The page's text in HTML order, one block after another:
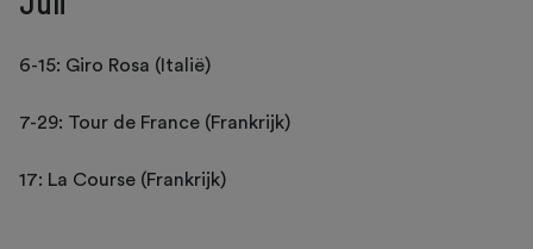
Juli
6-15: Giro Rosa (Italië)
7-29: Tour de France (Frankrijk)
17: La Course (Frankrijk)